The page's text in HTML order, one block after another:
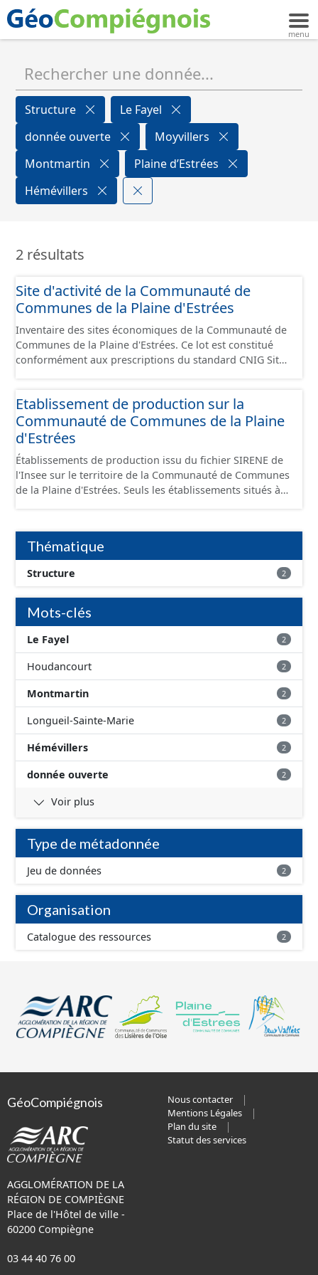
Structure
Le Fayel
donnée ouverte
Moyvillers
Montmartin
Plaine d’Estrées
Hémévillers
2 résultats
Site d'activité de la Communauté de
Communes de la Plaine d'Estrées
Inventaire des sites économiques de la Communauté de
Communes de la Plaine d'Estrées. Ce lot est constitué
conformément aux prescriptions du standard CNIG Sites
Etablissement de production sur la
Communauté de Communes de la Plaine
d'Estrées
Établissements de production issu du fichier SIRENE de
l'Insee sur le territoire de la Communauté de Communes
de la Plaine d'Estrées. Seuls les établissements situés à
conformément aux prescriptions du standard CNIG Sites
Économiques. Ce lot ne contient pas la référence aux
terrains à vocation économique à ce jour. Il est filtré au-
delà des prescriptions du CNIG se limitant aux SCI.
Thématique
Structure 2
Mots-clés
Le Fayel 2
Houdancourt 2
Montmartin 2
Longueil-Sainte-Marie 2
Hémévillers 2
donnée ouverte 2
Voir plus
Type de métadonnée
Jeu de données 2
Organisation
Catalogue des ressources 2
GéoCompiégnois
AGGLOMÉRATION DE LA
RÉGION DE COMPIÈGNE
Place de l'Hôtel de ville -
60200 Compiègne
03 44 40 76 00
Nous contacter
Mentions Légales
Plan du site
Statut des services